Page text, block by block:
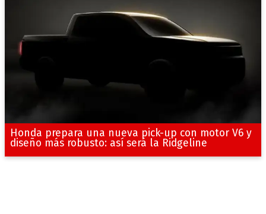
Honda prepara una nueva pick-up con motor V6 y
diseño más robusto: así será la Ridgeline